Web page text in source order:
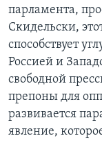
парламента,
Скидельски,
способствует
Россией и
свободной
препоны для
развивается
явление,